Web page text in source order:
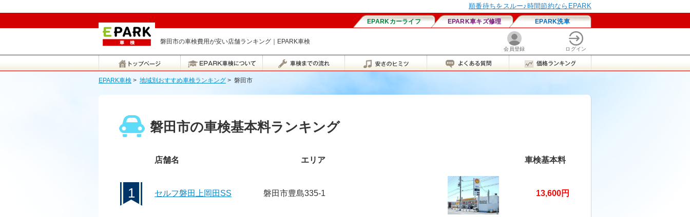
磐田市の車検費用が安い店舗ランキング｜EPARK車検
EPARK車検 > 地域別おすすめ車検ランキング > 磐田市
磐田市の車検基本料ランキング
店舗名 エリア 車検基本料
1 セルフ磐田上岡田SS 磐田市豊島335-1 13,600円